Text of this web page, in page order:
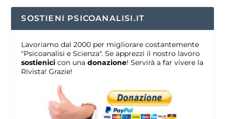
SOSTIENI PSICOANALISI.IT
Lavoriamo dal 2000 per migliorare costantemente
"Psicoanalisi e Scienza". Se apprezzi il nostro lavoro
sostienici con unadonazione! Servirà a far vivere la
Rivista! Grazie!